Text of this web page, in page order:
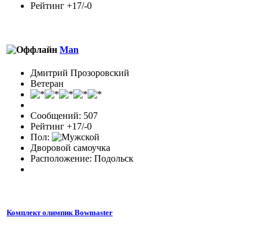
Рейтинг +17/-0
Man
Дмитрий Прозоровский
Ветеран
Сообщений: 507
Рейтинг +17/-0
Пол:
Дворовой самоучка
Расположение: Подольск
Комплект олимпик Bowmaster